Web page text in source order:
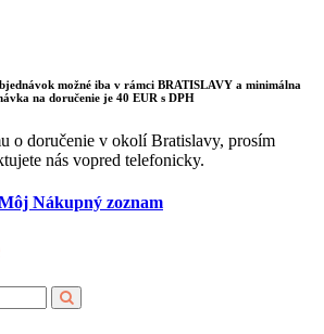
možné iba v rámci BRATISLAVY a minimálna
na doručenie je 40 EUR s DPH
o doručenie v okolí Bratislavy, prosím
nás vopred telefonicky.
Nákupný zoznam